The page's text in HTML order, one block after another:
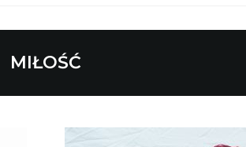
MIŁOŚĆ